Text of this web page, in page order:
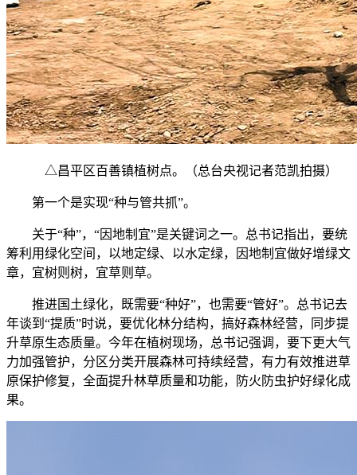
△昌平区百善镇植树点。（总台央视记者范凯拍摄）
第一个是实现“种与管共抓”。
关于“种”，“因地制宜”是关键词之一。总书记指出，要统
筹利用绿化空间，以地定绿、以水定绿，因地制宜做好增绿文
章，宜树则树，宜草则草。
推进国土绿化，既需要“种好”，也需要“管好”。总书记去
年谈到“提质”时说，要优化林分结构，搞好森林经营，同步提
升草原生态质量。今年在植树现场，总书记强调，要下更大气
力加强管护，分区分类开展森林可持续经营，有力有效推进草
原保护修复，全面提升林草质量和功能，防火防虫护好绿化成
果。